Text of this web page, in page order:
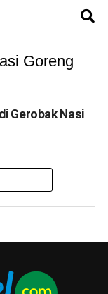
Goreng
Gerobak Nasi